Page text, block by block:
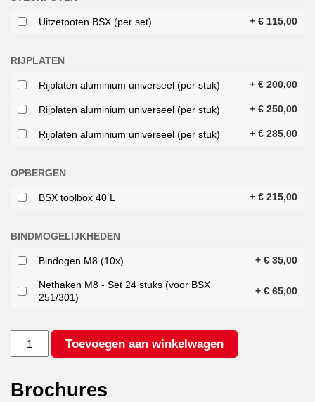
Uitzetpoten BSX (per set) + € 115,00
RIJPLATEN
Rijplaten aluminium universeel (per stuk) + € 200,00
Rijplaten aluminium universeel (per stuk) + € 250,00
Rijplaten aluminium universeel (per stuk) + € 285,00
OPBERGEN
BSX toolbox 40 L + € 215,00
BINDMOGELIJKHEDEN
Bindogen M8 (10x) + € 35,00
Nethaken M8 - Set 24 stuks (voor BSX
251/301)
+ € 65,00
ANSSEMS
BSX
GO
Toevoegen aan winkelwagen
Brochures